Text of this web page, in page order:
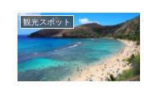
観光スポット